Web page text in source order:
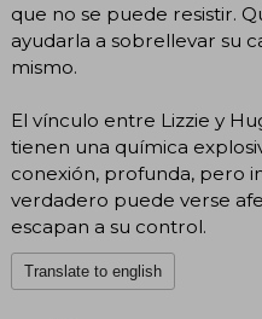
que no se puede resistir.
ayudarla a sobrellevar su
mismo.
El vínculo entre Lizzie y
tienen una química
conexión, profunda, pero
verdadero puede verse
escapan a su control.
Translate to english